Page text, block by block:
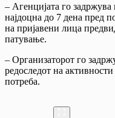
– Агенцијата го
најдоцна до 7 дена пред
на пријавени лица
патување.
– Организаторот го
редоследот на
потреба.